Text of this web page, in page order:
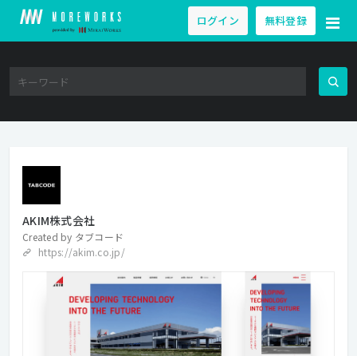
ログイン 無料登録
AKIM株式会社
Created by タブコード
https://akim.co.jp/